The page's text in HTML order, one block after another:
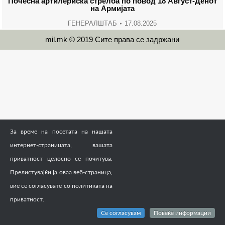
на Армијата
ГЕНЕРАЛШТАБ 17.08.2025
mil.mk © 2019 Сите права се задржани
За време на посетата на нашата
интернет-страницата, вашата
приватност целосно се почитува.
Прелистувајќи ја оваа веб-страница,
вие се согласувате со политиката на
приватност.
Се согласувам Повеќе информации